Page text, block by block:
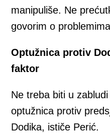
manipuliše. Ne
govorim o
Optužnica protiv
faktor
Ne treba biti u
optužnica protiv
Dodika, ističe Perić.